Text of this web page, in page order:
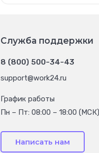
Служба поддержки
8 (800) 500-34-43
support@work24.ru
График работы
Пн – Пт: 08:00 – 18:00 (МСК)
Написать нам